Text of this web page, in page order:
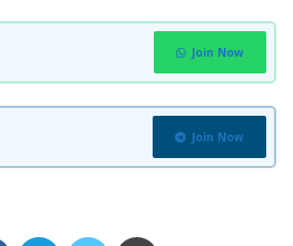
Join Now
Join Now